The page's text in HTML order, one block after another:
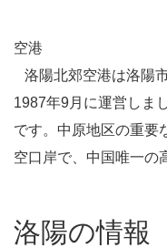
空港
洛陽北郊空港は洛陽
1987年9月に運営しま
です。中原地区の重要
空口岸で、中国唯一の
洛陽の情報